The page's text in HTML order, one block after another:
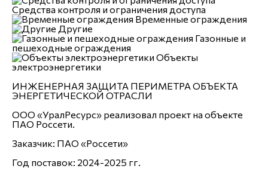
Средства контроля и ограничения доступа
Временные ограждения
Другие
Газонные и
пешеходные ограждения
Объекты
электроэнергетики
ИНЖЕНЕРНАЯ ЗАЩИТА ПЕРИМЕТРА ОБЪЕКТА
ЭНЕРГЕТИЧЕСКОЙ ОТРАСЛИ
ООО «УралРесурс» реализовал проект на объекте
ПАО Россети.
Заказчик: ПАО «Россети»
Год поставок: 2024-2025 гг.